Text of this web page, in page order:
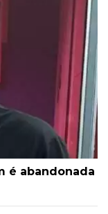
é abandonada